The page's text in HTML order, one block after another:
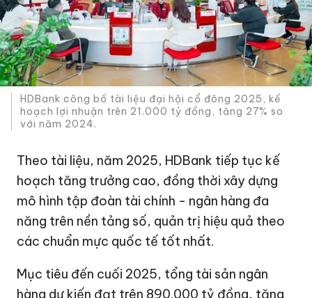
HDBank công bố tài liệu đại hội cổ đông 2025, kế
hoạch lợi nhuận trên 21.000 tỷ đồng , tăng 27% so
với năm 2024.
Theo tài liệu, năm 2025, HDBank tiếp tục kế
hoạch tăng trưởng cao, đồng thời xây dựng
mô hình tập đoàn tài chính - ngân hàng đa
năng trên nền tảng số, quản trị hiệu quả theo
các chuẩn mực quốc tế tốt nhất.
Mục tiêu đến cuối 2025, tổng tài sản ngân
hàng dự kiến đạt trên 890.000 tỷ đồng, tăng